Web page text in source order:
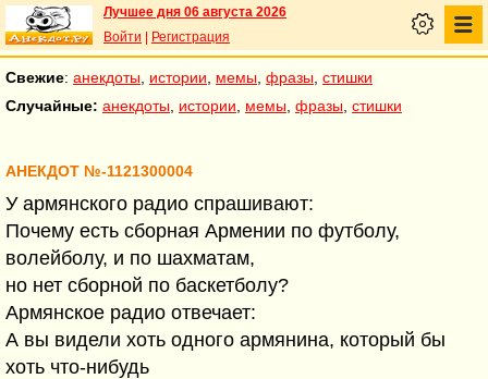
Лучшее дня 06 августа 2026
Войти
Регистрация
Свежие: анекдоты истории мемы фразы стишки
Случайные: анекдоты истории мемы фразы стишки
АНЕКДОТ №-1121300004
У армянского радио спрашивают:
Почему есть сборная Армении по футболу,
волейболу, и по шахматам,
но нет сборной по баскетболу?
Армянское радио отвечает:
А вы видели хоть одного армянина, который бы
хоть что-нибудь